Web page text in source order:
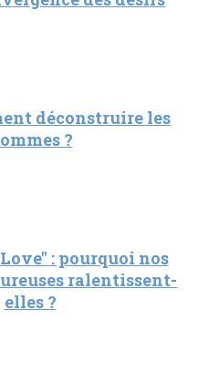
déconstruire les
?
: pourquoi nos
ralentissent-
elles ?